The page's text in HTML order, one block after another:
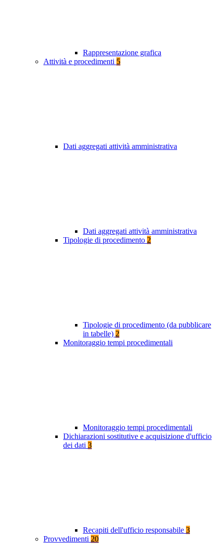
Rappresentazione grafica
Attività e procedimenti 5
Dati aggregati attività amministrativa
Dati aggregati attività amministrativa
Tipologie di procedimento 2
Tipologie di procedimento (da pubblicare
in tabelle) 2
Monitoraggio tempi procedimentali
Monitoraggio tempi procedimentali
Dichiarazioni sostitutive e acquisizione d'ufficio
dei dati 3
Recapiti dell'ufficio responsabile 3
Provvedimenti 20